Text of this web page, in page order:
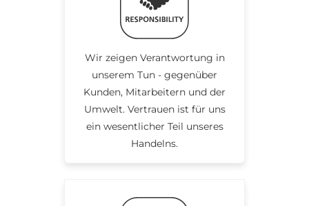
Wir zeigen Verantwortung in
unserem Tun - gegenüber
Kunden, Mitarbeitern und der
Umwelt. Vertrauen ist für uns
ein wesentlicher Teil unseres
Handelns.